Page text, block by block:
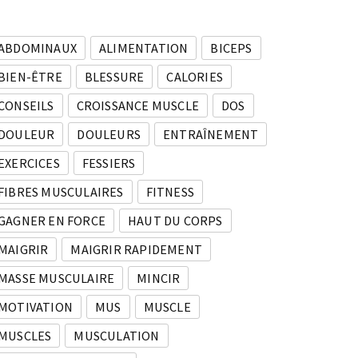
ALIMENTATION
BICEPS
ÊTRE
BLESSURE
CALORIES
CROISSANCE MUSCLE
DOS
DOULEURS
ENTRAÎNEMENT
FESSIERS
MUSCULAIRES
FITNESS
EN FORCE
HAUT DU CORPS
MAIGRIR RAPIDEMENT
MUSCULAIRE
MINCIR
MUS
MUSCLE
MUSCULATION